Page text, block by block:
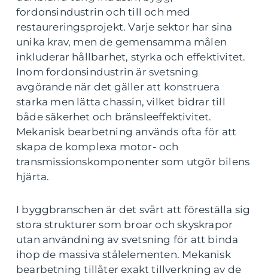
fordonsindustrin och till och med
restaureringsprojekt. Varje sektor har sina
unika krav, men de gemensamma målen
inkluderar hållbarhet, styrka och effektivitet.
Inom fordonsindustrin är svetsning
avgörande när det gäller att konstruera
starka men lätta chassin, vilket bidrar till
både säkerhet och bränsleeffektivitet.
Mekanisk bearbetning används ofta för att
skapa de komplexa motor- och
transmissionskomponenter som utgör bilens
hjärta.
I byggbranschen är det svårt att föreställa sig
stora strukturer som broar och skyskrapor
utan användning av svetsning för att binda
ihop de massiva stålelementen. Mekanisk
bearbetning tillåter exakt tillverkning av de